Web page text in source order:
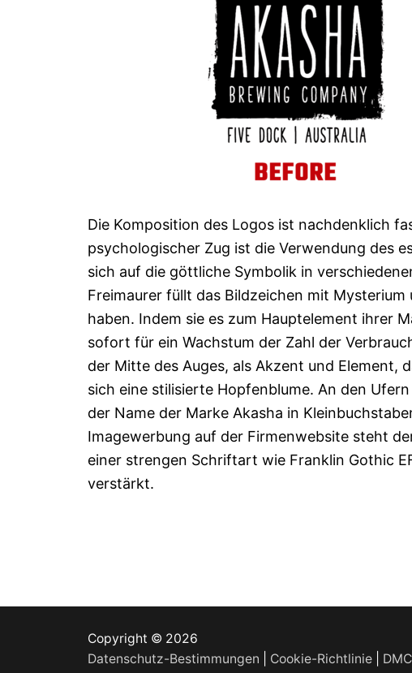
Die Komposition des Logos ist nachdenklich
psychologischer Zug ist die Verwendung des
sich auf die göttliche Symbolik in
Freimaurer füllt das Bildzeichen mit
haben. Indem sie es zum Hauptelement ihrer
sofort für ein Wachstum der Zahl der
der Mitte des Auges, als Akzent und Element,
sich eine stilisierte Hopfenblume. An den
der Name der Marke Akasha in
Imagewerbung auf der Firmenwebsite steht
einer strengen Schriftart wie Franklin Gothic
verstärkt.
Copyright © 2026
Datenschutz-Bestimmungen
Cookie-Richtlinie